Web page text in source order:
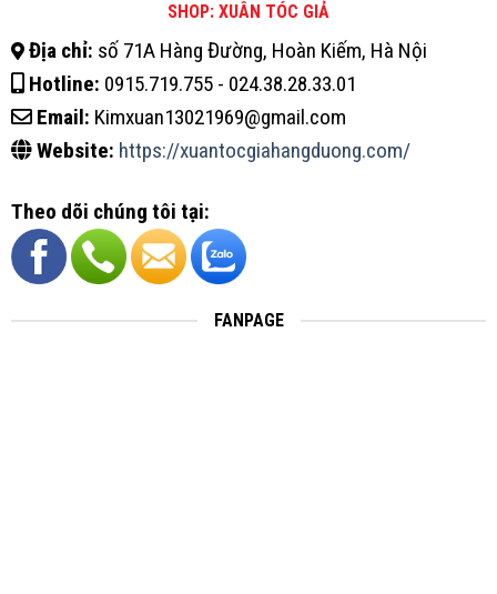
SHOP: XUÂN TÓC GIẢ
Địa chỉ: số 71A Hàng Đường, Hoàn Kiếm, Hà Nội
Hotline: 0915.719.755 - 024.38.28.33.01
Email: Kimxuan13021969@gmail.com
Website: https://xuantocgiahangduong.com/
Theo dõi chúng tôi tại:
FANPAGE